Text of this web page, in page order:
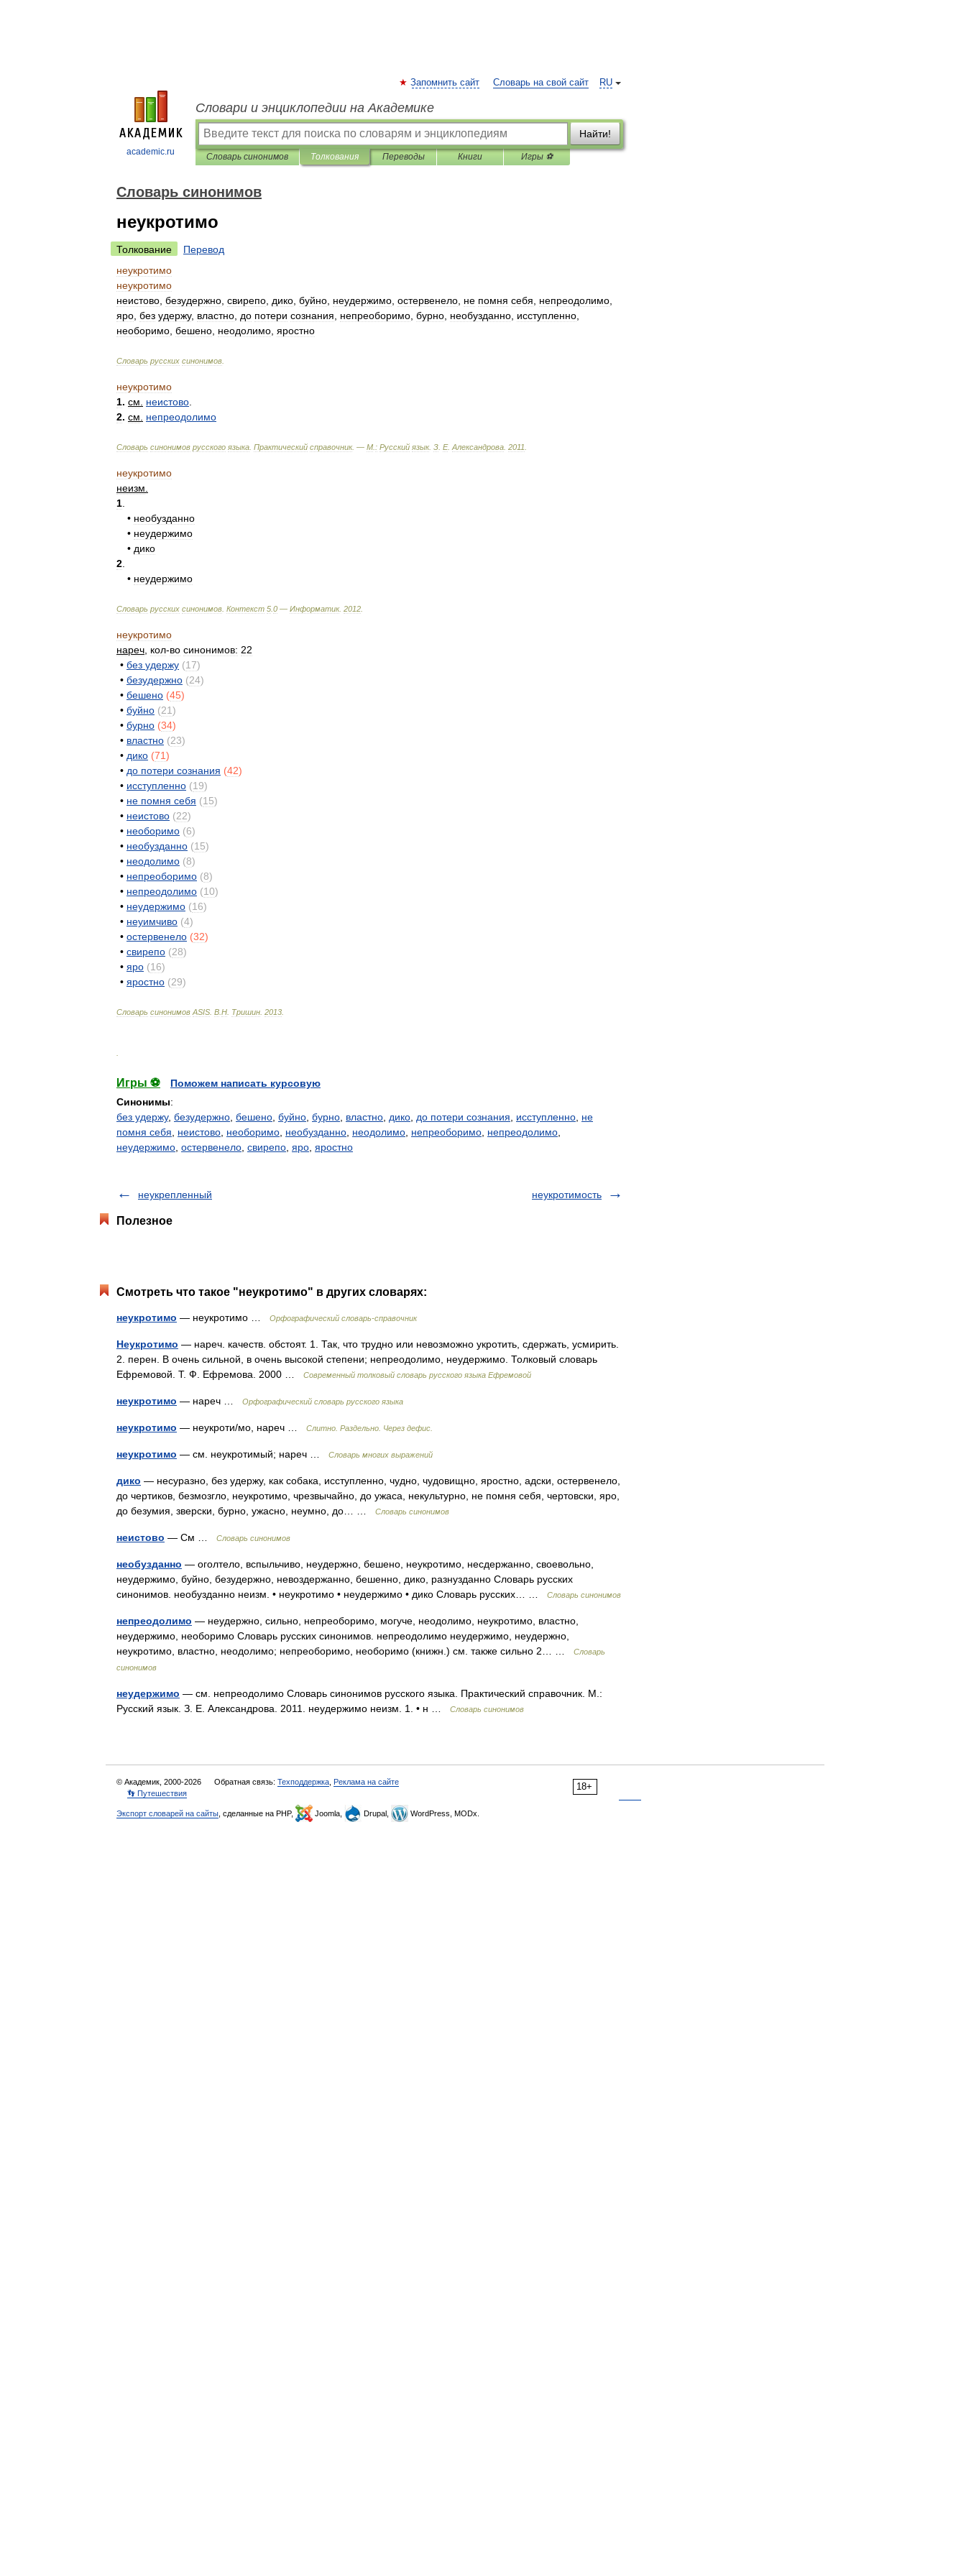
academic.ru
RU
Запомнить сайт Словарь на свой сайт
Словари и энциклопедии на Академике
Найти!
Словарь синонимов Толкования Переводы Книги Игры ⚽
Словарь синонимов
неукротимо
Толкование
Перевод
неукротимо
неукротимо
неистово безудержно свирепо дико буйно неудержимо остервенело не помня себя непреодолимо
яро без удержу, властно до потери сознания непреоборимо бурно необузданно исступленно
необоримо бешено неодолимо яростно
Словарь русских синонимов
неукротимо
1. см неистово
2. см непреодолимо
Словарь синонимов русского языка Практический справочник. — М : Русский язык. З Е. Александрова 2011
неукротимо
неизм
1
• необузданно
• неудержимо
• дико
2
• неудержимо
Словарь русских синонимов Контекст 5 0 — Информатик. 2012
неукротимо
нареч кол-во синонимов: 22
• без удержу (17)
• безудержно (24)
• бешено (45)
• буйно (21)
• бурно (34)
• властно (23)
• дико (71)
• до потери сознания (42)
• исступленно (19)
• не помня себя (15)
• неистово (22)
• необоримо (6)
• необузданно (15)
• неодолимо (8)
• непреоборимо (8)
• непреодолимо (10)
• неудержимо (16)
• неуимчиво (4)
• остервенело (32)
• свирепо (28)
• яро (16)
• яростно (29)
Словарь синонимов ASIS В Н Тришин 2013
Игры ⚽
Поможем написать курсовую
Синонимы:
без удержу, безудержно бешено буйно бурно властно дико до потери сознания исступленно не
помня себя
неистово необоримо необузданно неодолимо непреоборимо непреодолимо
неудержимо остервенело свирепо яро яростно
неукрепленный неукротимость
Полезное
Смотреть что такое "неукротимо" в других словарях:
неукротимо — неукротимо … Орфографический словарь-справочник
Неукротимо — нареч. качеств. обстоят. 1. Так, что трудно или невозможно укротить, сдержать, усмирить.
2. перен. В очень сильной, в очень высокой степени; непреодолимо, неудержимо. Толковый словарь
Ефремовой. Т. Ф. Ефремова. 2000 …
Современный толковый словарь русского языка Ефремовой
неукротимо — нареч … Орфографический словарь русского языка
неукротимо — неукроти/мо, нареч … Слитно. Раздельно. Через дефис.
неукротимо — см. неукротимый; нареч … Словарь многих выражений
дико — несуразно, без удержу, как собака, исступленно, чудно, чудовищно, яростно, адски, остервенело,
до чертиков, безмозгло, неукротимо, чрезвычайно, до ужаса, некультурно, не помня себя, чертовски, яро,
до безумия, зверски, бурно, ужасно, неумно, до… …
Словарь синонимов
неистово — См … Словарь синонимов
необузданно — оголтело, вспыльчиво, неудержно, бешено, неукротимо, несдержанно, своевольно,
неудержимо, буйно, безудержно, невоздержанно, бешенно, дико, разнузданно Словарь русских
синонимов. необузданно неизм. • неукротимо • неудержимо • дико Словарь русских… …
Словарь синонимов
непреодолимо — неудержно, сильно, непреоборимо, могуче, неодолимо, неукротимо, властно,
неудержимо, необоримо Словарь русских синонимов. непреодолимо неудержимо, неудержно,
неукротимо, властно, неодолимо; непреоборимо, необоримо (книжн.) см. также сильно 2… …
Словарь
синонимов
неудержимо — см. непреодолимо Словарь синонимов русского языка. Практический справочник. М.:
Русский язык. З. Е. Александрова. 2011. неудержимо неизм. 1. • н …
Словарь синонимов
18+
© Академик, 2000-2026 Обратная связь: Техподдержка Реклама на сайте
👣 Путешествия
Экспорт словарей на сайты , сделанные на PHP, Joomla, Drupal, WordPress, MODx.